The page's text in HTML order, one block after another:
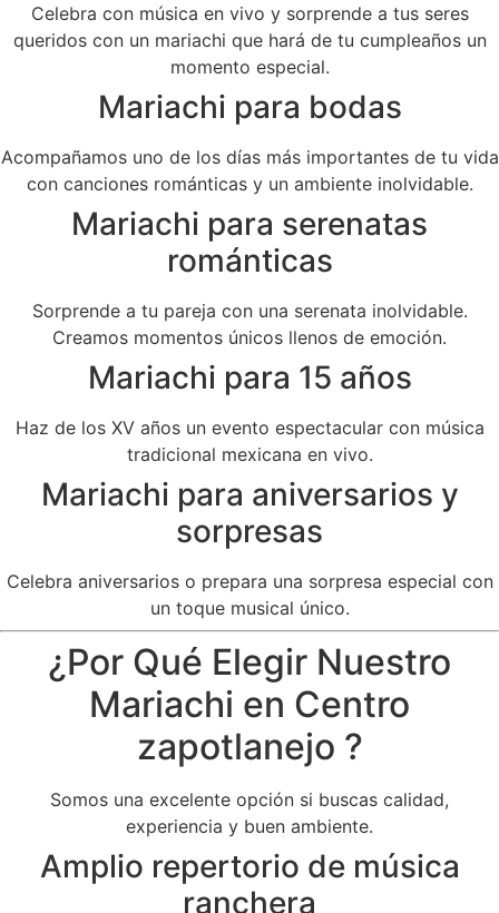
Celebra con música en vivo y sorprende a tus seres
queridos con un mariachi que hará de tu cumpleaños un
momento especial.
Mariachi para bodas
Acompañamos uno de los días más importantes de tu vida
con canciones románticas y un ambiente inolvidable.
Mariachi para serenatas
románticas
Sorprende a tu pareja con una serenata inolvidable.
Creamos momentos únicos llenos de emoción.
Mariachi para 15 años
Haz de los XV años un evento espectacular con música
tradicional mexicana en vivo.
Mariachi para aniversarios y
sorpresas
Celebra aniversarios o prepara una sorpresa especial con
un toque musical único.
¿Por Qué Elegir Nuestro
Mariachi en Centro
zapotlanejo ?
Somos una excelente opción si buscas calidad,
experiencia y buen ambiente.
Amplio repertorio de música
ranchera